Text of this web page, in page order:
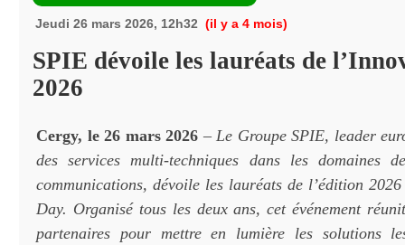
Jeudi 26 mars 2026, 12h32 (il y a 4 mois)
SPIE dévoile les lauréats de
2026
Cergy, le 26 mars 2026 –Le Groupe SPIE, leader
des services multi-techniques dans les domaines
communications, dévoile les lauréats de l’édition
Day. Organisé tous les deux ans, cet événement
partenaires pour mettre en lumière les solutions